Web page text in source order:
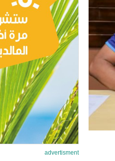
advertisment